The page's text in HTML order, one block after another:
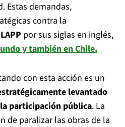
Estas demandas,
contra la
por sus siglas en inglés,
y también en Chile.
con esta acción es un
levantado
participación pública. La
de paralizar las obras de la